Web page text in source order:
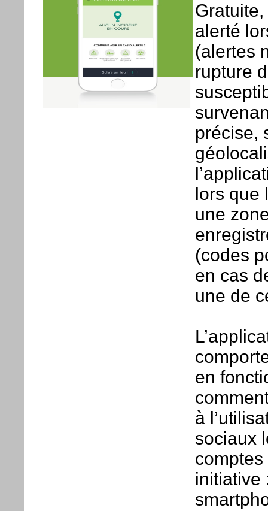
alerté
(alertes
rupture
précise,
lors que
une
(codes
en cas
une de
en
à
sociaux
initiative